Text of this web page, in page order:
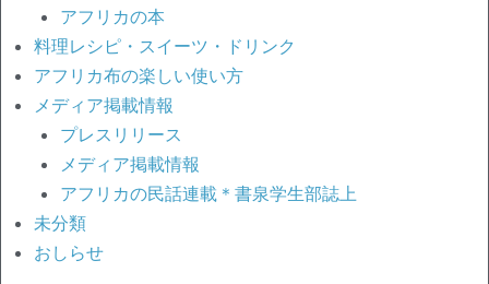
アフリカの本
料理レシピ・スイーツ・ドリンク
アフリカ布の楽しい使い方
メディア掲載情報
プレスリリース
メディア掲載情報
アフリカの民話連載＊書泉学生部誌上
未分類
おしらせ